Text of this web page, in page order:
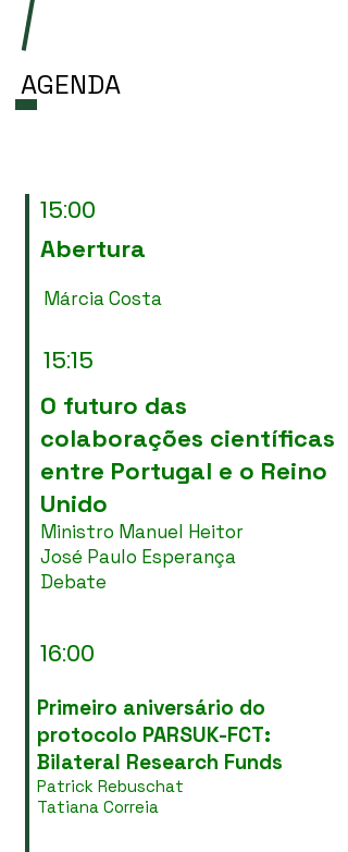
AGENDA
15:00
Abertura
Márcia Costa
15:15
O futuro das
colaborações científicas
entre Portugal e o Reino
Unido
Ministro Manuel Heitor
José Paulo Esperança
Debate
16:00
Primeiro aniversário do
protocolo PARSUK-FCT:
Bilateral Research Funds
Patrick Rebuschat
Tatiana Correia